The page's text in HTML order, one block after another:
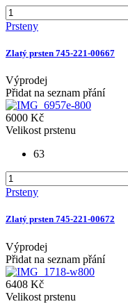
Prsteny
Zlatý prsten 745-221-00667
Výprodej
Přidat na seznam přání
6000 Kč
Velikost prstenu
63
Prsteny
Zlatý prsten 745-221-00672
Výprodej
Přidat na seznam přání
6408 Kč
Velikost prstenu